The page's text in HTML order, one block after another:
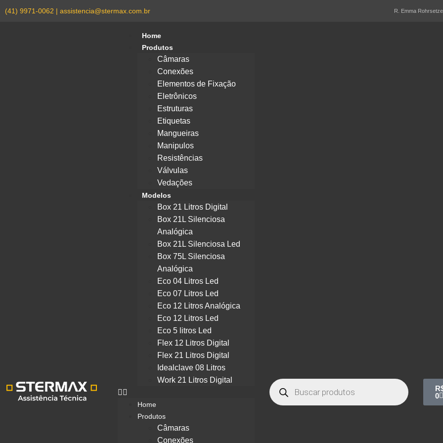
(41) 9971-0062 | assistencia@stermax.com.br R. Emma
Home
Produtos
Câmaras
Conexões
Elementos de Fixação
Eletrônicos
Estruturas
Etiquetas
Mangueiras
Manipulos
Resistências
Válvulas
Vedações
Modelos
Box 21 Litros Digital
Box 21L Silenciosa
Analógica
Box 21L Silenciosa Led
Box 75L Silenciosa
Analógica
Eco 04 Litros Led
Eco 07 Litros Led
Eco 12 Litros Analógica
Eco 12 Litros Led
Eco 5 litros Led
Flex 12 Litros Digital
Flex 21 Litros Digital
Idealclave 08 Litros
Work 21 Litros Digital
Home
Produtos
Câmaras
Conexões
0